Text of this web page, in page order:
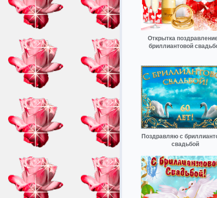
Открытка
бриллиантовой
Поздравляю с
свадьбой